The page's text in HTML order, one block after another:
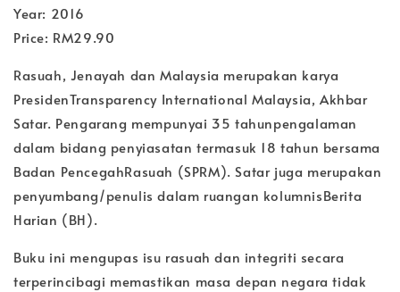
Year: 2016
Price: RM29.90
Rasuah, Jenayah dan Malaysia merupakan karya
PresidenTransparency International Malaysia, Akhbar
Satar. Pengarang mempunyai 35 tahunpengalaman
dalam bidang penyiasatan termasuk 18 tahun bersama
Badan PencegahRasuah (SPRM). Satar juga merupakan
penyumbang/penulis dalam ruangan kolumnisBerita
Harian (BH).
Buku ini mengupas isu rasuah dan integriti secara
terperincibagi memastikan masa depan negara tidak